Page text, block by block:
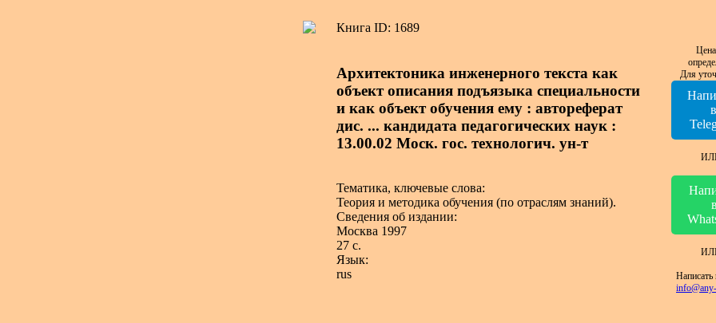
Книга ID: 1689
Архитектоника инженерного текста как
объект описания подъязыка специальности
и как объект обучения ему : автореферат
дис. ... кандидата педагогических наук :
13.00.02 Моск. гос. технологич. ун-т
Тематика, ключевые слова:
Теория и методика обучения (по отраслям знаний).
Сведения об издании:
Москва 1997
27 с.
Язык:
rus
Для
в
в
Написать